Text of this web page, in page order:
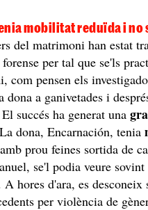
mobilitat reduïda i no
del matrimoni han estat
per tal que se'ls
com pensen els
dona a ganivetades i
succés ha generat una
dona, Encarnación, tenia
prou feines sortida de
se'l podia veure
A hores d'ara, es
per violència de